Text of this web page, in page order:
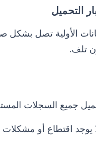
الأولية تصل بشكل
تلف.
جميع السجلات
يوجد اقتطاع أو مشكلات